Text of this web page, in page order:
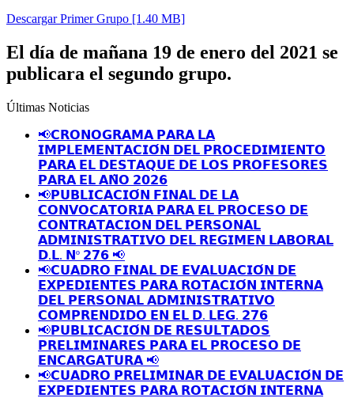
Descargar Primer Grupo [1.40 MB]
El día de mañana 19 de enero del 2021 se
publicara el segundo grupo.
Últimas Noticias
📢𝗖𝗥𝗢𝗡𝗢𝗚𝗥𝗔𝗠𝗔 𝗣𝗔𝗥𝗔 𝗟𝗔
𝗜𝗠𝗣𝗟𝗘𝗠𝗘𝗡𝗧𝗔𝗖𝗜𝗢́𝗡 𝗗𝗘𝗟 𝗣𝗥𝗢𝗖𝗘𝗗𝗜𝗠𝗜𝗘𝗡𝗧𝗢
𝗣𝗔𝗥𝗔 𝗘𝗟 𝗗𝗘𝗦𝗧𝗔𝗤𝗨𝗘 𝗗𝗘 𝗟𝗢𝗦 𝗣𝗥𝗢𝗙𝗘𝗦𝗢𝗥𝗘𝗦
𝗣𝗔𝗥𝗔 𝗘𝗟 𝗔𝗡̃𝗢 𝟮𝟬𝟮𝟲
📢𝗣𝗨𝗕𝗟𝗜𝗖𝗔𝗖𝗜𝗢́𝗡 𝗙𝗜𝗡𝗔𝗟 𝗗𝗘 𝗟𝗔
𝗖𝗢𝗡𝗩𝗢𝗖𝗔𝗧𝗢𝗥𝗜𝗔 𝗣𝗔𝗥𝗔 𝗘𝗟 𝗣𝗥𝗢𝗖𝗘𝗦𝗢 𝗗𝗘
𝗖𝗢𝗡𝗧𝗥𝗔𝗧𝗔𝗖𝗜𝗢𝗡 𝗗𝗘𝗟 𝗣𝗘𝗥𝗦𝗢𝗡𝗔𝗟
𝗔𝗗𝗠𝗜𝗡𝗜𝗦𝗧𝗥𝗔𝗧𝗜𝗩𝗢 𝗗𝗘𝗟 𝗥𝗘𝗚𝗜𝗠𝗘𝗡 𝗟𝗔𝗕𝗢𝗥𝗔𝗟
𝗗.𝗟. 𝗡º 𝟮𝟳𝟲 📢
📢𝗖𝗨𝗔𝗗𝗥𝗢 𝗙𝗜𝗡𝗔𝗟 𝗗𝗘 𝗘𝗩𝗔𝗟𝗨𝗔𝗖𝗜𝗢́𝗡 𝗗𝗘
𝗘𝗫𝗣𝗘𝗗𝗜𝗘𝗡𝗧𝗘𝗦 𝗣𝗔𝗥𝗔 𝗥𝗢𝗧𝗔𝗖𝗜𝗢́𝗡 𝗜𝗡𝗧𝗘𝗥𝗡𝗔
𝗗𝗘𝗟 𝗣𝗘𝗥𝗦𝗢𝗡𝗔𝗟 𝗔𝗗𝗠𝗜𝗡𝗜𝗦𝗧𝗥𝗔𝗧𝗜𝗩𝗢
𝗖𝗢𝗠𝗣𝗥𝗘𝗡𝗗𝗜𝗗𝗢 𝗘𝗡 𝗘𝗟 𝗗. 𝗟𝗘𝗚. 𝟮𝟳𝟲
📢𝗣𝗨𝗕𝗟𝗜𝗖𝗔𝗖𝗜𝗢́𝗡 𝗗𝗘 𝗥𝗘𝗦𝗨𝗟𝗧𝗔𝗗𝗢𝗦
𝗣𝗥𝗘𝗟𝗜𝗠𝗜𝗡𝗔𝗥𝗘𝗦 𝗣𝗔𝗥𝗔 𝗘𝗟 𝗣𝗥𝗢𝗖𝗘𝗦𝗢 𝗗𝗘
𝗘𝗡𝗖𝗔𝗥𝗚𝗔𝗧𝗨𝗥𝗔 📢
📢𝗖𝗨𝗔𝗗𝗥𝗢 𝗣𝗥𝗘𝗟𝗜𝗠𝗜𝗡𝗔𝗥 𝗗𝗘 𝗘𝗩𝗔𝗟𝗨𝗔𝗖𝗜𝗢́𝗡 𝗗𝗘
𝗘𝗫𝗣𝗘𝗗𝗜𝗘𝗡𝗧𝗘𝗦 𝗣𝗔𝗥𝗔 𝗥𝗢𝗧𝗔𝗖𝗜𝗢́𝗡 𝗜𝗡𝗧𝗘𝗥𝗡𝗔